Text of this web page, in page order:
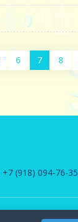
6 7 8
+7 (918) 094-76-35